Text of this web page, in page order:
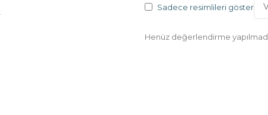
Sadece resimlileri göster
Henüz değerlendirme